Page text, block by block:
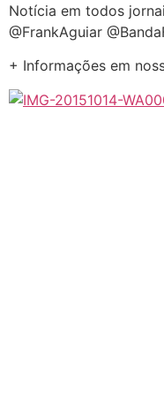
Notícia em todos
@FrankAguiar
+ Informações em